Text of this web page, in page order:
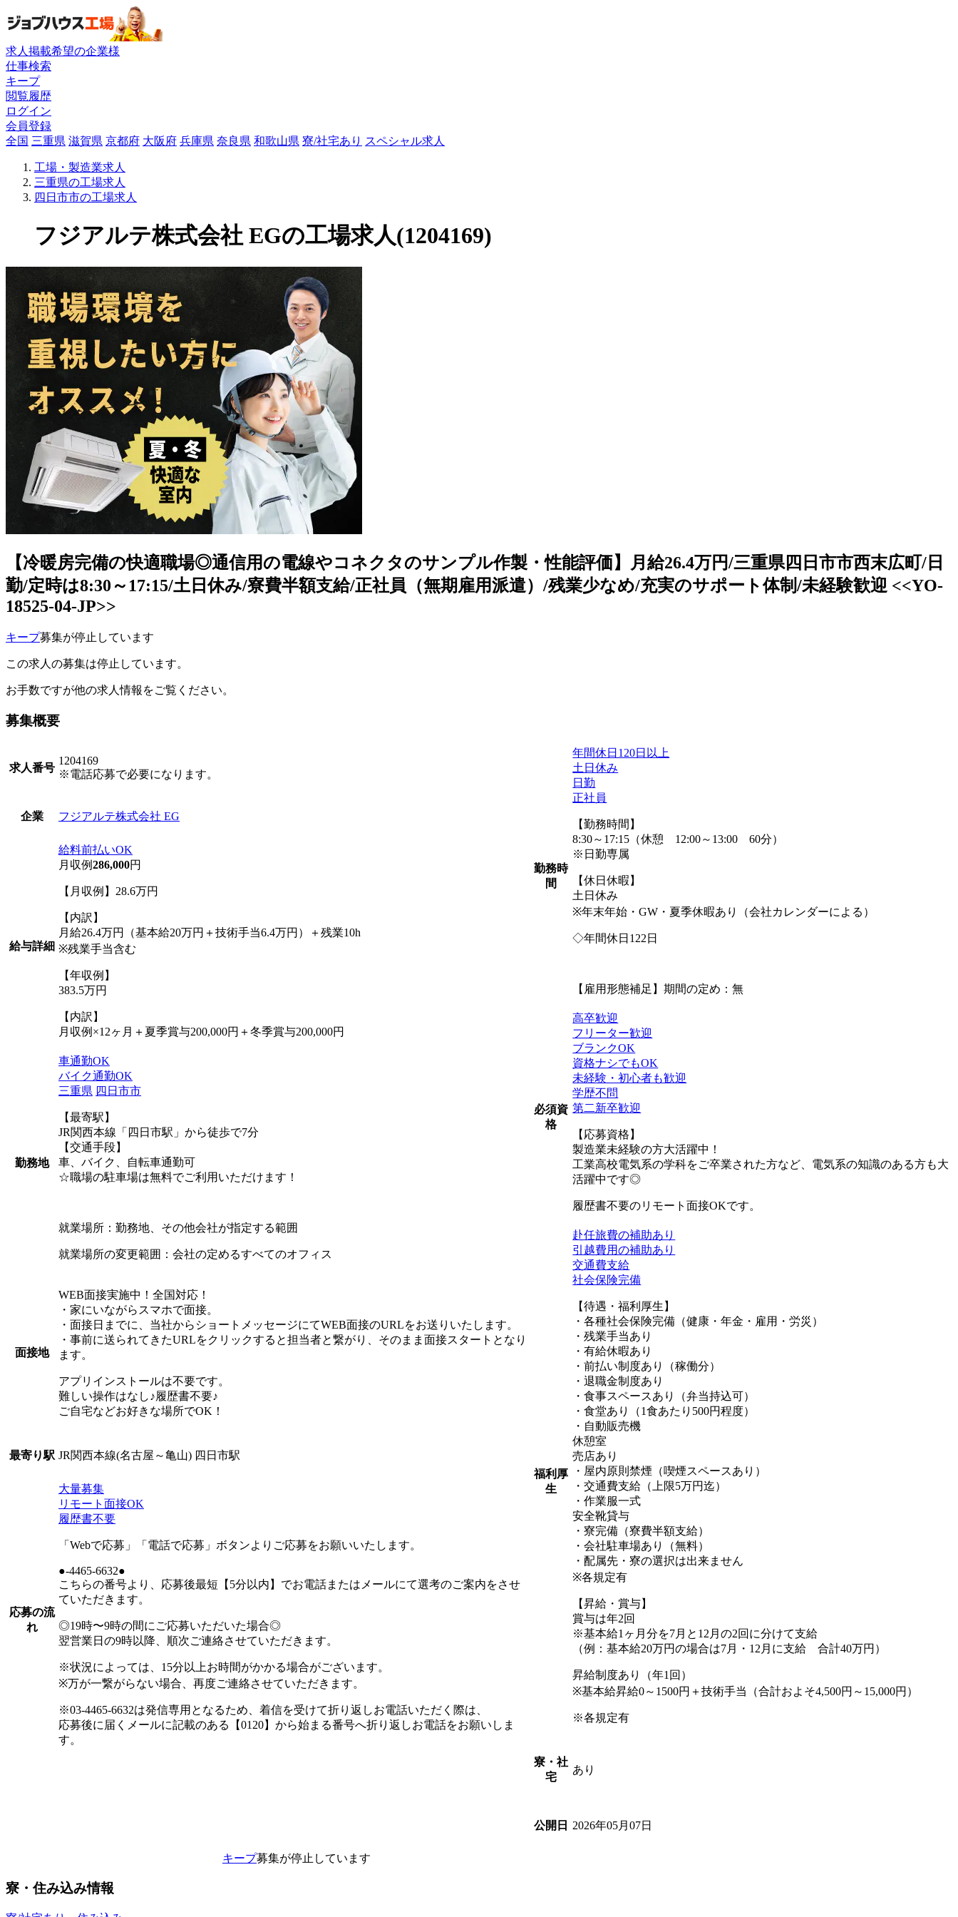
求人掲載希望の企業様
仕事検索
キープ
閲覧履歴
ログイン
会員登録
全国 三重県 滋賀県 京都府 大阪府 兵庫県 奈良県 和歌山県 寮/社宅あり スペシャル求人
工場・製造業求人
三重県の工場求人
四日市市の工場求人
フジアルテ株式会社 EGの工場求人(1204169)
【冷暖房完備の快適職場◎通信用の電線やコネクタのサンプル作製・性能評価】月給26.4万円/三重県四日市市西末広町/日
勤/定時は8:30～17:15/土日休み/寮費半額支給/正社員（無期雇用派遣）/残業少なめ/充実のサポート体制/未経験歓迎 <<YO-
18525-04-JP>>
キープ募集が停止しています
この求人の募集は停止しています。
お手数ですが他の求人情報をご覧ください。
募集概要
求人番号
1204169
※電話応募で必要になります。
企業 フジアルテ株式会社 EG
給与詳細
給料前払いOK
月収例286,000円
【月収例】28.6万円
【内訳】
月給26.4万円（基本給20万円＋技術手当6.4万円）＋残業10h
※残業手当含む
【年収例】
383.5万円
【内訳】
月収例×12ヶ月＋夏季賞与200,000円＋冬季賞与200,000円
勤務地
車通勤OK
バイク通勤OK
三重県 四日市市
【最寄駅】
JR関西本線「四日市駅」から徒歩で7分
【交通手段】
車、バイク、自転車通勤可
☆職場の駐車場は無料でご利用いただけます！
就業場所：勤務地、その他会社が指定する範囲
就業場所の変更範囲：会社の定めるすべてのオフィス
面接地
WEB面接実施中！全国対応！
・家にいながらスマホで面接。
・面接日までに、当社からショートメッセージにてWEB面接のURLをお送りいたします。
・事前に送られてきたURLをクリックすると担当者と繋がり、そのまま面接スタートとなり
ます。
アプリインストールは不要です。
難しい操作はなし♪履歴書不要♪
ご自宅などお好きな場所でOK！
最寄り駅 JR関西本線(名古屋～亀山) 四日市駅
応募の流
れ
大量募集
リモート面接OK
履歴書不要
「Webで応募」「電話で応募」ボタンよりご応募をお願いいたします。
●-4465-6632●
こちらの番号より、応募後最短【5分以内】でお電話またはメールにて選考のご案内をさせ
ていただきます。
◎19時〜9時の間にご応募いただいた場合◎
翌営業日の9時以降、順次ご連絡させていただきます。
※状況によっては、15分以上お時間がかかる場合がございます。
※万が一繋がらない場合、再度ご連絡させていただきます。
※03-4465-6632は発信専用となるため、着信を受けて折り返しお電話いただく際は、
応募後に届くメールに記載のある【0120】から始まる番号へ折り返しお電話をお願いしま
す。
勤務時
間
年間休日120日以上
土日休み
日勤
正社員
【勤務時間】
8:30～17:15（休憩 12:00～13:00 60分）
※日勤専属
【休日休暇】
土日休み
※年末年始・GW・夏季休暇あり（会社カレンダーによる）
◇年間休日122日
【雇用形態補足】期間の定め：無
必須資
格
高卒歓迎
フリーター歓迎
ブランクOK
資格ナシでもOK
未経験・初心者も歓迎
学歴不問
第二新卒歓迎
【応募資格】
製造業未経験の方大活躍中！
工業高校電気系の学科をご卒業された方など、電気系の知識のある方も大
活躍中です◎
履歴書不要のリモート面接OKです。
福利厚
生
赴任旅費の補助あり
引越費用の補助あり
交通費支給
社会保険完備
【待遇・福利厚生】
・各種社会保険完備（健康・年金・雇用・労災）
・残業手当あり
・有給休暇あり
・前払い制度あり（稼働分）
・退職金制度あり
・食事スペースあり（弁当持込可）
・食堂あり（1食あたり500円程度）
・自動販売機
休憩室
売店あり
・屋内原則禁煙（喫煙スペースあり）
・交通費支給（上限5万円迄）
・作業服一式
安全靴貸与
・寮完備（寮費半額支給）
・会社駐車場あり（無料）
・配属先・寮の選択は出来ません
※各規定有
【昇給・賞与】
賞与は年2回
※基本給1ヶ月分を7月と12月の2回に分けて支給
（例：基本給20万円の場合は7月・12月に支給 合計40万円）
昇給制度あり（年1回）
※基本給昇給0～1500円＋技術手当（合計およそ4,500円～15,000円）
※各規定有
寮・社
宅
あり
公開日 2026年05月07日
キープ募集が停止しています
寮・住み込み情報